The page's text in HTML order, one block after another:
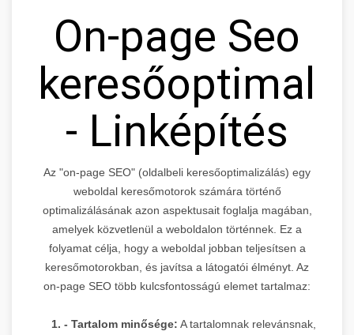
On-page Seo
- Linképítés
Az "on-page SEO" (oldalbeli keresőoptimalizálás) egy
weboldal keresőmotorok számára történő
optimalizálásának azon aspektusait foglalja magában,
amelyek közvetlenül a weboldalon történnek. Ez a
folyamat célja, hogy a weboldal jobban teljesítsen a
keresőmotorokban, és javítsa a látogatói élményt. Az
on-page SEO több kulcsfontosságú elemet tartalmaz:
1. - Tartalom minősége: A tartalomnak relevánsnak,